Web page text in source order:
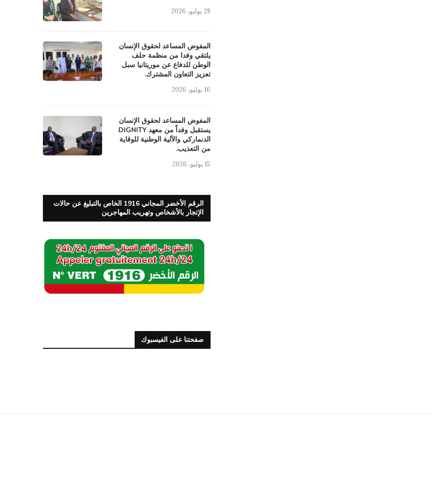
28 يوليو، 2026
المفوض المساعد لحقوق الإنسان
يلتقي وفدا من منظمة حلف
الوطن للدفاع عن موريتانيا سبل
تعزيز التعاون المشترك.
16 يوليو، 2026
المفوض المساعد لحقوق الإنسان
يستقبل وفداً من معهد DIGNITY
الدنماركي والآلية الوطنية للوقاية
من التعذيب.
15 يوليو، 2026
الرقم الأخضر المجاني 1916 الخاص بالتبليغ عن حالات
الإتجار بالأشخاص وتهريب المهاجرين
صفحتنا على الفيسبوك